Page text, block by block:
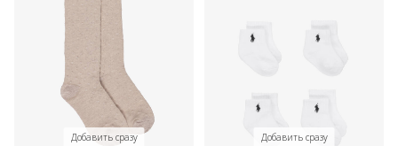
Добавить сразу Добавить сразу